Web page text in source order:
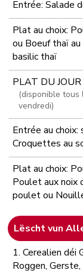
Entrée: Salade
Plat au choix:
ou Boeuf thaï
basilic thaï
PLAT DU JOUR
(disponible tous
vendredi)
Entrée au choix:
Croquettes au
Plat au choix:
Poulet aux noix
poulet ou
Lëscht vun
1. Cerealien déi
Roggen,